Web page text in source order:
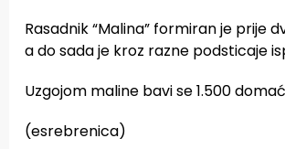
Rasadnik “Malina” formiran je prije
a do sada je kroz razne podsticaje
Uzgojom maline bavi se 1.500
(esrebrenica)